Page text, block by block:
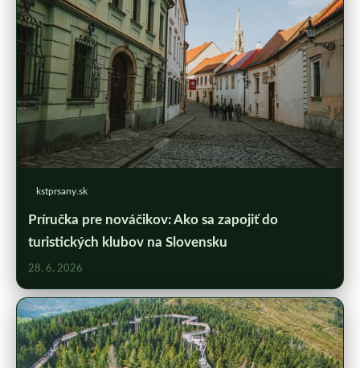
kstprsany.sk
Príručka pre nováčikov: Ako sa zapojiť do
turistických klubov na Slovensku
28. 6. 2026